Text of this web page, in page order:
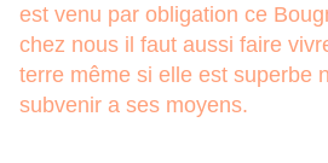
est venu par obligation ce
chez nous il faut aussi faire
terre même si elle est superbe
subvenir a ses moyens.